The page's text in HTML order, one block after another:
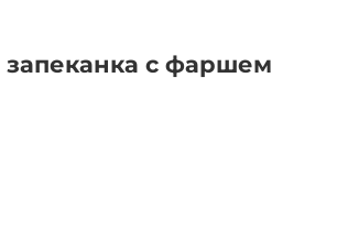
запеканка с фаршем